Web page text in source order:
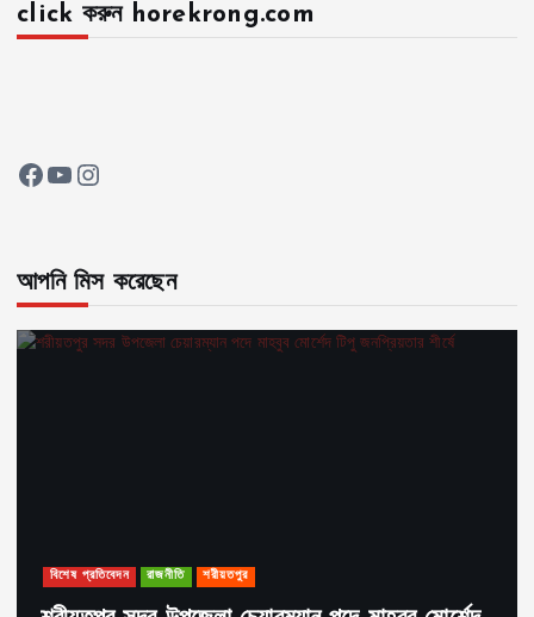
click করুন horekrong.com
Facebook YouTube Instagram
আপনি মিস করেছেন
বিশেষ প্রতিবেদন রাজনীতি শরীয়তপুর